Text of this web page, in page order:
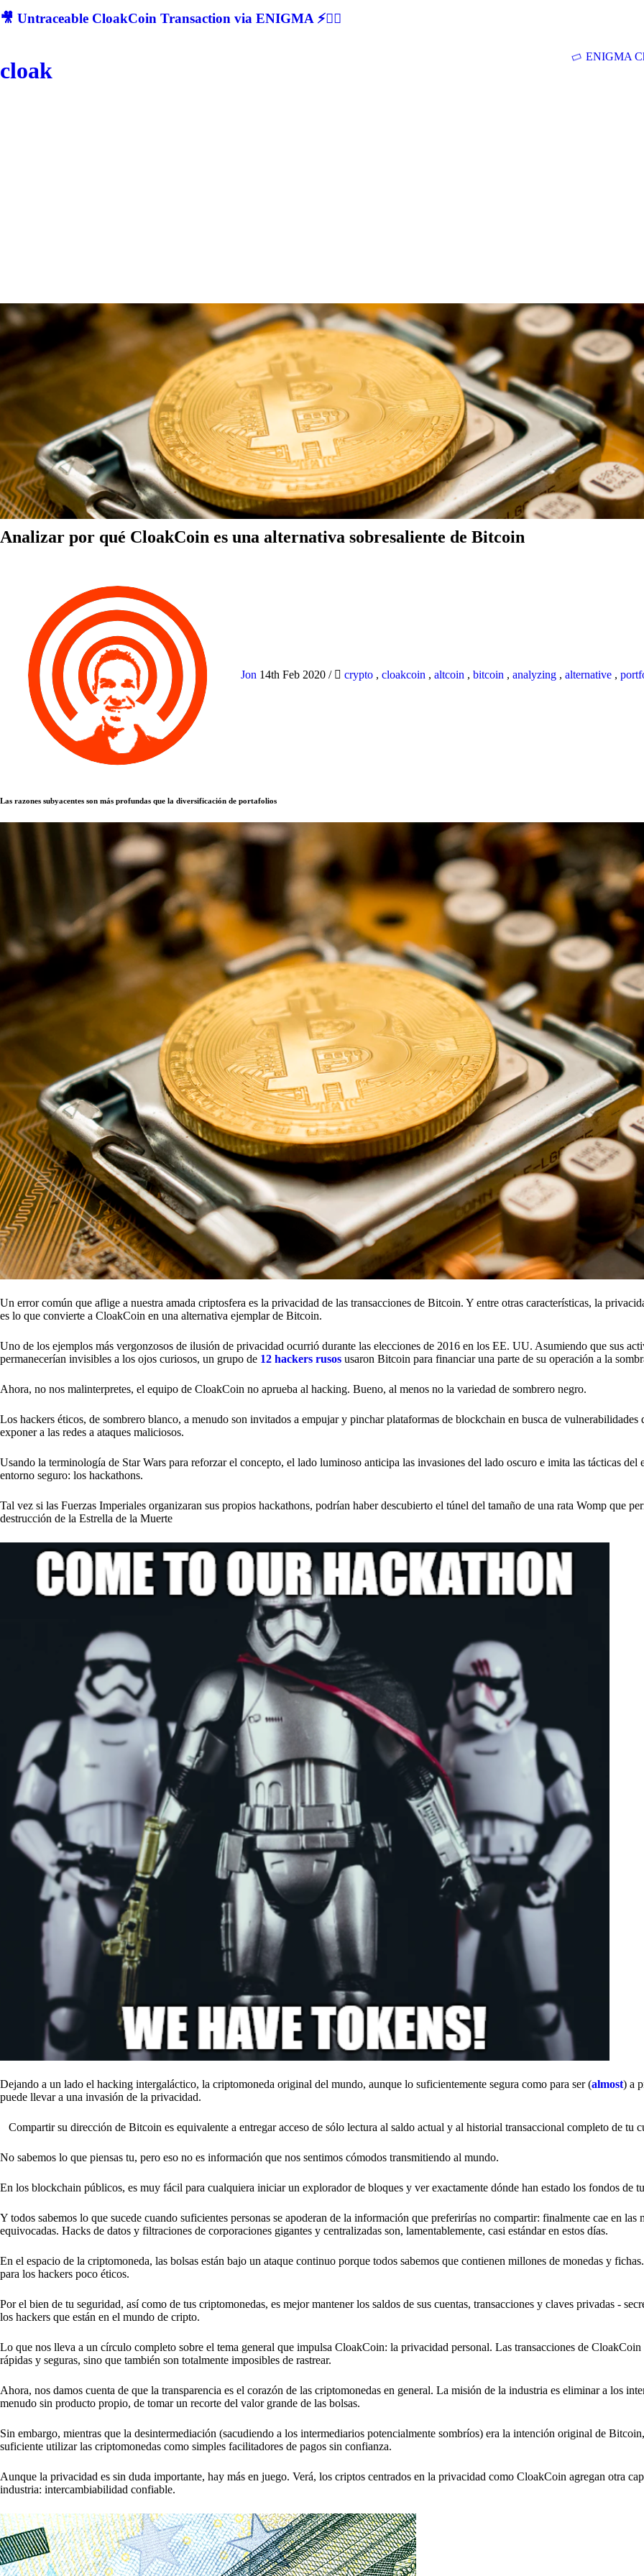
🎥 Untraceable CloakCoin Transaction via ENIGMA ⚡🕵‍♂
cloak
ENIGMA
Analizar por qué CloakCoin es una alternativa sobresaliente de Bitcoin
Jon 14th Feb 2020 / crypto , cloakcoin , altcoin , bitcoin , analyzing , alternative ,
Las razones subyacentes son más profundas que la diversificación de portafolios
Un error común que aflige a nuestra amada criptosfera es la privacidad de las transacciones de Bitcoin. Y entre otras características, la
es lo que convierte a CloakCoin en una alternativa ejemplar de Bitcoin.
Uno de los ejemplos más vergonzosos de ilusión de privacidad ocurrió durante las elecciones de 2016 en los EE. UU. Asumiendo que sus
permanecerían invisibles a los ojos curiosos, un grupo de 12 hackers rusos usaron Bitcoin para financiar una parte de su operación a la
Ahora, no nos malinterpretes, el equipo de CloakCoin no aprueba al hacking. Bueno, al menos no la variedad de sombrero negro.
Los hackers éticos, de sombrero blanco, a menudo son invitados a empujar y pinchar plataformas de blockchain en busca de vulnerabilidades
exponer a las redes a ataques maliciosos.
Usando la terminología de Star Wars para reforzar el concepto, el lado luminoso anticipa las invasiones del lado oscuro e imita las tácticas del
entorno seguro: los hackathons.
Tal vez si las Fuerzas Imperiales organizaran sus propios hackathons, podrían haber descubierto el túnel del tamaño de una rata Womp que
destrucción de la Estrella de la Muerte
Dejando a un lado el hacking intergaláctico, la criptomoneda original del mundo, aunque lo suficientemente segura como para ser (almost) a
puede llevar a una invasión de la privacidad.
Compartir su dirección de Bitcoin es equivalente a entregar acceso de sólo lectura al saldo actual y al historial transaccional completo de tu
No sabemos lo que piensas tu, pero eso no es información que nos sentimos cómodos transmitiendo al mundo.
En los blockchain públicos, es muy fácil para cualquiera iniciar un explorador de bloques y ver exactamente dónde han estado los fondos de
Y todos sabemos lo que sucede cuando suficientes personas se apoderan de la información que preferirías no compartir: finalmente cae en las
equivocadas. Hacks de datos y filtraciones de corporaciones gigantes y centralizadas son, lamentablemente, casi estándar en estos días.
En el espacio de la criptomoneda, las bolsas están bajo un ataque continuo porque todos sabemos que contienen millones de monedas y
para los hackers poco éticos.
Por el bien de tu seguridad, así como de tus criptomonedas, es mejor mantener los saldos de sus cuentas, transacciones y claves privadas -
los hackers que están en el mundo de cripto.
Lo que nos lleva a un círculo completo sobre el tema general que impulsa CloakCoin: la privacidad personal. Las transacciones de CloakCoin
rápidas y seguras, sino que también son totalmente imposibles de rastrear.
Ahora, nos damos cuenta de que la transparencia es el corazón de las criptomonedas en general. La misión de la industria es eliminar a los
menudo sin producto propio, de tomar un recorte del valor grande de las bolsas.
Sin embargo, mientras que la desintermediación (sacudiendo a los intermediarios potencialmente sombríos) era la intención original de
suficiente utilizar las criptomonedas como simples facilitadores de pagos sin confianza.
Aunque la privacidad es sin duda importante, hay más en juego. Verá, los criptos centrados en la privacidad como CloakCoin agregan otra
industria: intercambiabilidad confiable.